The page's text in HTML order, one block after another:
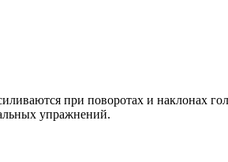
при поворотах и наклонах
упражнений.